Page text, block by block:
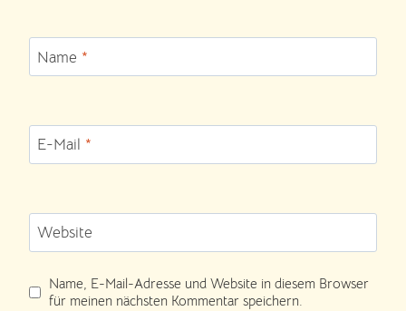
Name *
E-Mail *
Website
Name, E-Mail-Adresse und Website in diesem Browser
für meinen nächsten Kommentar speichern.